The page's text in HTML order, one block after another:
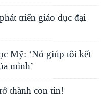
triển giáo dục đại
Mỹ: ‘Nó giúp tôi kết
mình’
thành con tin!